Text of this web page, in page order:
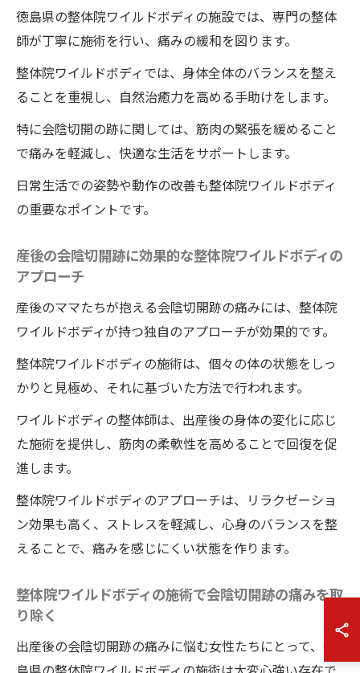
徳島県の整体院ワイルドボディの施設では、専門の整体
師が丁寧に施術を行い、痛みの緩和を図ります。
整体院ワイルドボディでは、身体全体のバランスを整え
ることを重視し、自然治癒力を高める手助けをします。
特に会陰切開の跡に関しては、筋肉の緊張を緩めること
で痛みを軽減し、快適な生活をサポートします。
日常生活での姿勢や動作の改善も整体院ワイルドボディ
の重要なポイントです。
産後の会陰切開跡に効果的な整体院ワイルドボディの
アプローチ
産後のママたちが抱える会陰切開跡の痛みには、整体院
ワイルドボディが持つ独自のアプローチが効果的です。
整体院ワイルドボディの施術は、個々の体の状態をしっ
かりと見極め、それに基づいた方法で行われます。
ワイルドボディの整体師は、出産後の身体の変化に応じ
た施術を提供し、筋肉の柔軟性を高めることで回復を促
進します。
整体院ワイルドボディのアプローチは、リラクゼーショ
ン効果も高く、ストレスを軽減し、心身のバランスを整
えることで、痛みを感じにくい状態を作ります。
整体院ワイルドボディの施術で会陰切開跡の痛みを取
り除く
出産後の会陰切開跡の痛みに悩む女性たちにとって、徳